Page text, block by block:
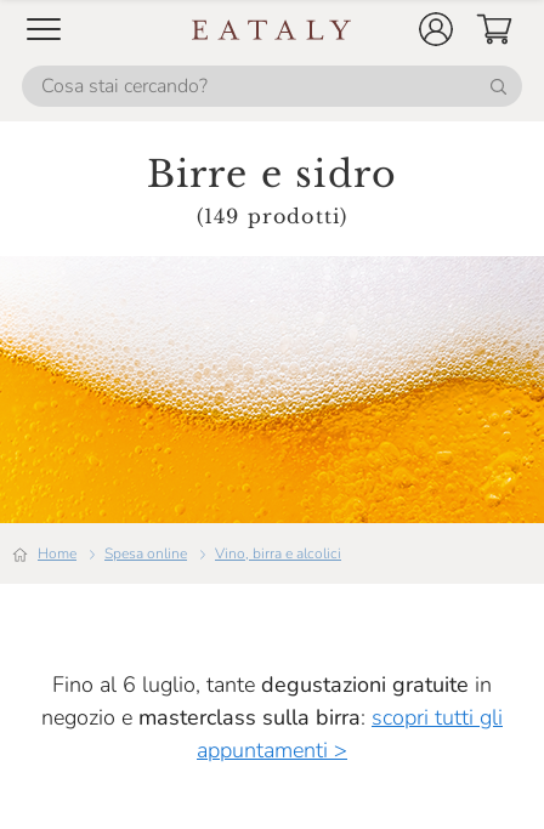
Birre e sidro
(149 prodotti)
Home Spesa online Vino, birra e alcolici
Fino al 6 luglio, tante degustazioni gratuite in
negozio e masterclass sulla birra: scopri tutti gli
appuntamenti >